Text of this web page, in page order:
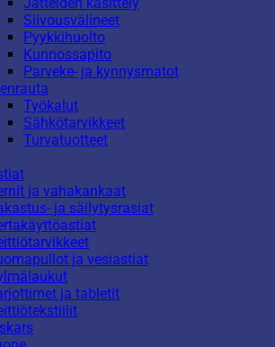
Siivousvälineet
Pyykkihuolto
Kunnossapito
Parveke- ja kynnysmatot
Työkalut
Sähkötarvikkeet
Turvatuotteet
ja vahakankaat
ja säilytysrasiat
ja vesiastiat
ja tabletit